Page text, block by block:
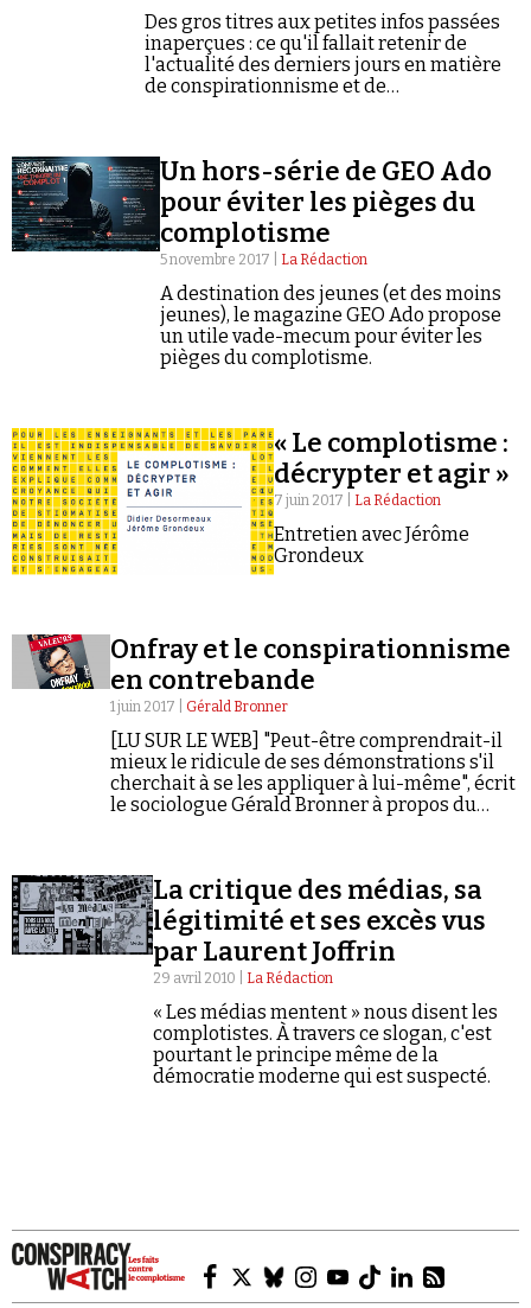
Des gros titres aux petites infos passées
inaperçues : ce qu'il fallait retenir de
l'actualité des derniers jours en matière
de conspirationnisme et de
Un hors-série de GEO Ado
pour éviter les pièges du
complotisme
5 novembre 2017 | La Rédaction
A destination des jeunes (et des moins
jeunes), le magazine GEO Ado propose
un utile vade-mecum pour éviter les
pièges du complotisme.
« Le complotisme :
décrypter et agir »
7 juin 2017 | La Rédaction
Entretien avec Jérôme
Grondeux
Onfray et le conspirationnisme
en contrebande
1 juin 2017 | Gérald Bronner
[LU SUR LE WEB] "Peut-être comprendrait-il
mieux le ridicule de ses démonstrations s'il
cherchait à se les appliquer à lui-même", écrit
le sociologue Gérald Bronner à propos du
La critique des médias, sa
légitimité et ses excès vus
par Laurent Joffrin
29 avril 2010 | La Rédaction
« Les médias mentent » nous disent les
complotistes. À travers ce slogan, c'est
pourtant le principe même de la
démocratie moderne qui est suspecté.